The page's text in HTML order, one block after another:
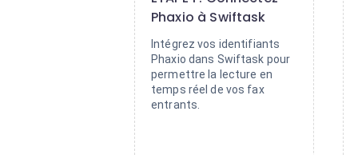
Phaxio à Swiftask
Intégrez vos identifiants
Phaxio dans Swiftask pour
permettre la lecture en
temps réel de vos fax
entrants.